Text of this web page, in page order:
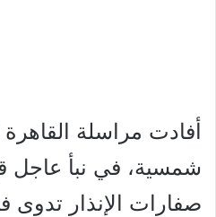
أفادت مراسلة القاهرة
شمسية، في نبأ عاجل
صفارات الإنذار